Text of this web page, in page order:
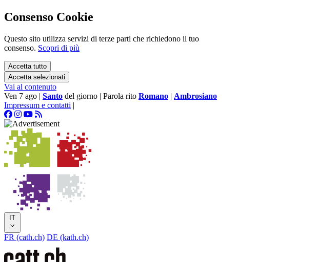
Consenso Cookie
Questo sito utilizza servizi di terze parti che richiedono il tuo
consenso. Scopri di più
Accetta tutto
Accetta selezionati
Vai al contenuto
Ven 7 ago | Santo del giorno | Parola rito Romano | Ambrosiano
Impressum e contatti |
IT
FR (cath.ch) DE (kath.ch)